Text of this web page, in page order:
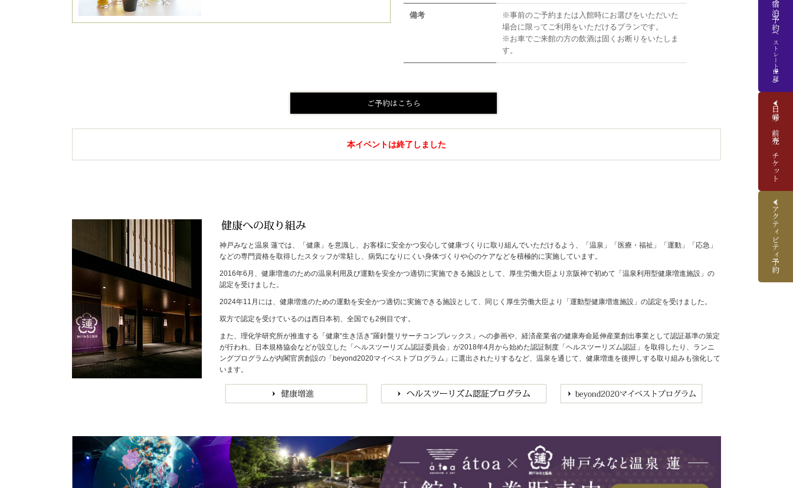
宿泊予約
(ベストレート保証)
日帰り前売りチケット
アクティビティ予約
備考
※事前のご予約または入館時にお選びをいただいた
場合に限ってご利用をいただけるプランです。
※お車でご来館の方の飲酒は固くお断りをいたしま
す。
ご予約はこちら
本イベントは終了しました
神戸みなと温泉 蓮では、「健康」を意識し、お客様に安全かつ安心して健康づくりに取り組んでいただけるよう、「温泉」「医療・福祉」「運動」「応急」
などの専門資格を取得したスタッフが常駐し、病気になりにくい身体づくりや心のケアなどを積極的に実施しています。
2016年6月、健康増進のための温泉利用及び運動を安全かつ適切に実施できる施設として、厚生労働大臣より京阪神で初めて「温泉利用型健康増進施設」の
認定を受けました。
2024年11月には、健康増進のための運動を安全かつ適切に実施できる施設として、同じく厚生労働大臣より「運動型健康増進施設」の認定を受けました。
双方で認定を受けているのは西日本初、全国でも2例目です。
また、理化学研究所が推進する「健康“生き活き”羅針盤リサーチコンプレックス」への参画や、経済産業省の健康寿命延伸産業創出事業として認証基準の策定
が行われ、日本規格協会などが設立した「ヘルスツーリズム認証委員会」が2018年4月から始めた認証制度「ヘルスツーリズム認証」を取得したり、ランニ
ングプログラムが内閣官房創設の「beyond2020マイベストプログラム」に選出されたりするなど、温泉を通じて、健康増進を後押しする取り組みも強化して
います。